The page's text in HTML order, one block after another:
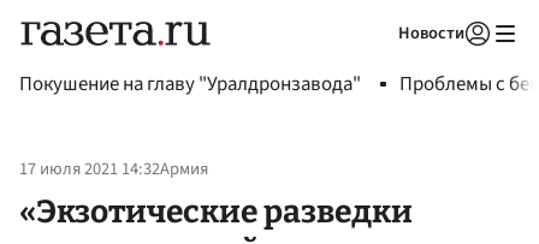
Новости
Покушение на главу "Уралдронзавода" Проблемы с
17 июля 2021 14:32Армия
«Экзотические разведки